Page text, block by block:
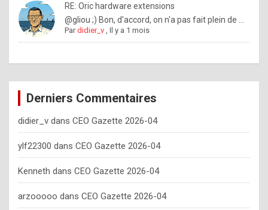
o
w
h
o
w
o
t
e
n
y
o
RE: Oric hardware extensions
@gliou ;) Bon, d'accord, on n'a pas fait plein de ...
Pardidier_v ,Il y a 1 mois
Derniers Commentaires
didier_v dans CEO Gazette 2026-04
ylf22300 dans CEO Gazette 2026-04
Kenneth dans CEO Gazette 2026-04
arzooooo dans CEO Gazette 2026-04